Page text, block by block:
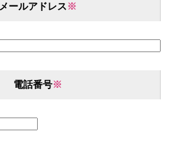
メールアドレス※
電話番号※